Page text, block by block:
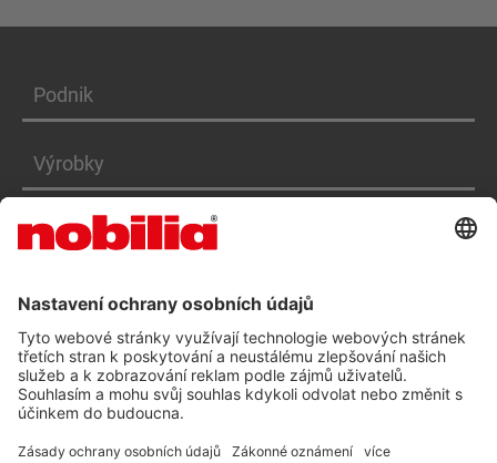
Podnik
Výrobky
Služby
PROHLÁŠENÍ O PŘÍSTUPNOSTI CZ
VOP